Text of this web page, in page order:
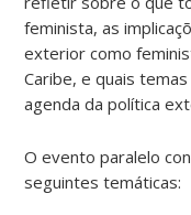
feminista, as
exterior como
Caribe, e quais
agenda da política
O evento paralelo
seguintes temáticas: